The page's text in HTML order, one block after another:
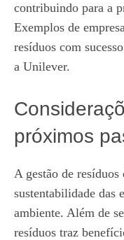
contribuindo para a
Exemplos de
resíduos com
a Unilever.
próximos
A gestão de
sustentabilidade das
ambiente. Além de
resíduos traz